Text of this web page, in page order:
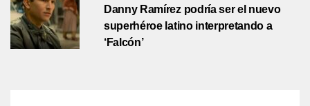
Danny Ramírez podría ser el nuevo
superhéroe latino interpretando a
‘Falcón’